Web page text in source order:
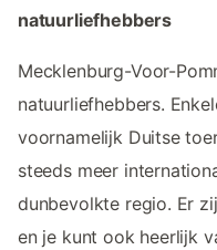
natuurliefhebbers
Mecklenburg-Voor-
natuurliefhebbers.
voornamelijk Duitse
steeds meer
dunbevolkte regio. Er
en je kunt ook heerlijk